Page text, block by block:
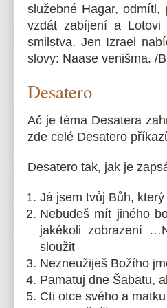
služebné Hagar,
vzdát zabíjení a Lotovi
smilstva. Jen Izrael
slovy: Naase venišma. /
Desatero
Ač je téma Desatera
zde celé Desatero
Desatero tak, jak je
Já jsem tvůj Bůh,
Nebudeš mít jiného
jakékoli zobrazení
sloužit
Nezneužiješ Božího
Pamatuj dne Šabatu,
Cti otce svého a